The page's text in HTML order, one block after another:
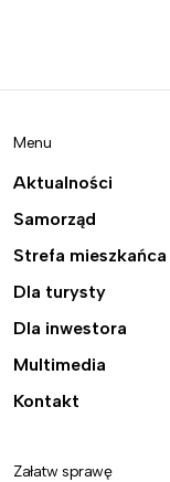
Menu
Aktualności
Samorząd
Strefa mieszkańca
Dla turysty
Dla inwestora
Multimedia
Kontakt
Załatw sprawę